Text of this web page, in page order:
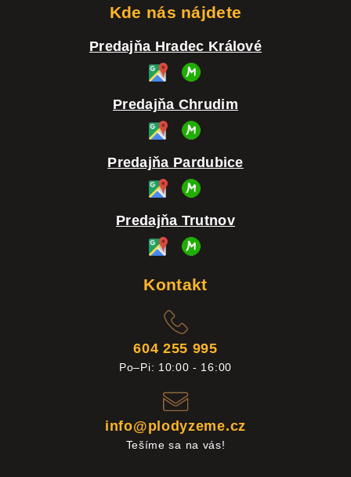
Kde nás nájdete
Predajňa Hradec Králové
Predajňa Chrudim
Predajňa Pardubice
Predajňa Trutnov
Kontakt
604 255 995
Po–Pi: 10:00 - 16:00
info@plodyzeme.cz
Tešíme sa na vás!